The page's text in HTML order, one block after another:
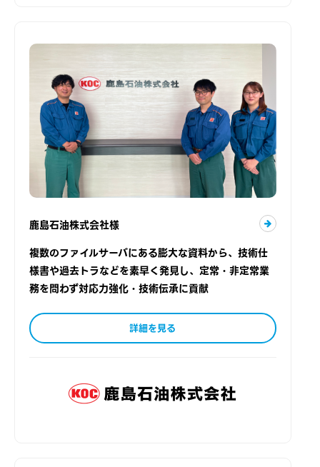
鹿島石油株式会社様
複数のファイルサーバにある膨大な資料から、技術仕
様書や過去トラなどを素早く発見し、定常・非定常業
務を問わず対応力強化・技術伝承に貢献
詳細を見る